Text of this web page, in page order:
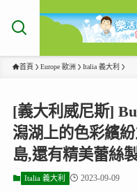
首頁 Europe 歐洲 Italia 義大利
[義大利威尼斯]
潟湖上的色彩繽
島,還有精美蕾絲
Italia 義大利 2023-09-09